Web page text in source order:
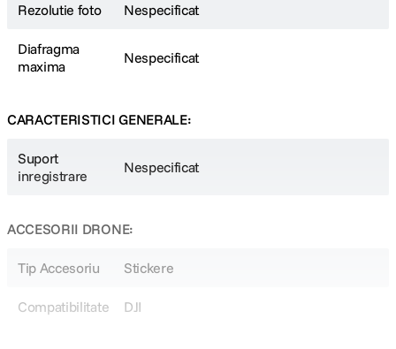
Rezolutie foto Nespecificat
Diafragma
maxima
Nespecificat
CARACTERISTICI GENERALE:
Suport
inregistrare
Nespecificat
ACCESORII DRONE:
Tip Accesoriu Stickere
Compatibilitate DJI